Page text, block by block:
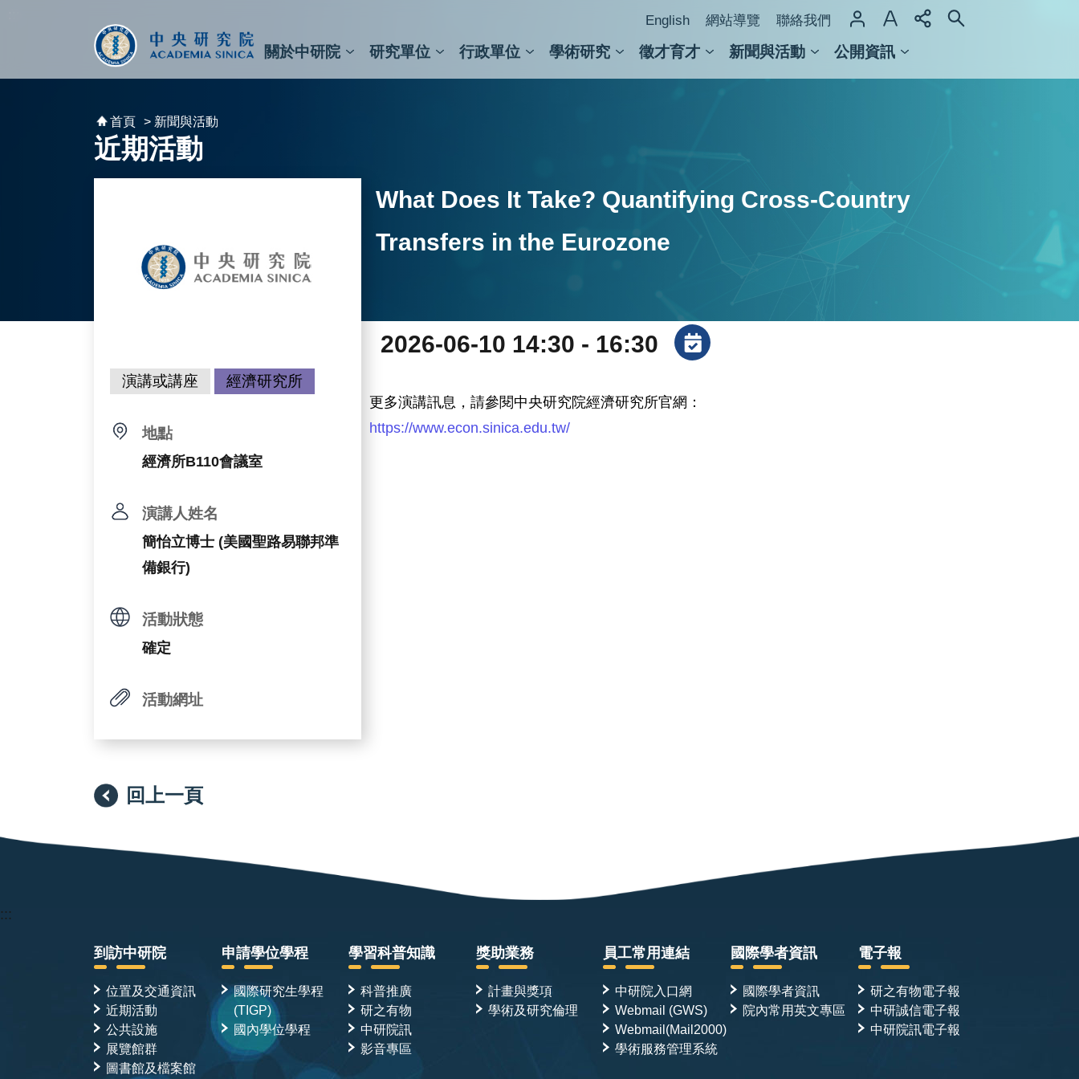
English 網站導覽 聯絡我們
關於中研院 研究單位 行政單位 學術研究 徵才育才 新聞與活動 公開資訊
首頁 > 新聞與活動
近期活動
演講或講座 經濟研究所
地點
經濟所B110會議室
演講人姓名
簡怡立博士 (美國聖路易聯邦準
備銀行)
活動狀態
確定
活動網址
What Does It Take? Quantifying Cross-Country
Transfers in the Eurozone
2026-06-10 14:30 - 16:30
更多演講訊息，請參閱中央研究院經濟研究所官網：
https://www.econ.sinica.edu.tw/
回上一頁
:::
到訪中研院
位置及交通資訊
近期活動
公共設施
展覽館群
圖書館及檔案館
申請學位學程
國際研究生學程
(TIGP)
國內學位學程
學習科普知識
科普推廣
研之有物
中研院訊
影音專區
獎助業務
計畫與獎項
學術及研究倫理
員工常用連結
中研院入口網
Webmail (GWS)
Webmail(Mail2000)
學術服務管理系統
國際學者資訊
國際學者資訊
院內常用英文專區
電子報
研之有物電子報
中研誠信電子報
中研院訊電子報